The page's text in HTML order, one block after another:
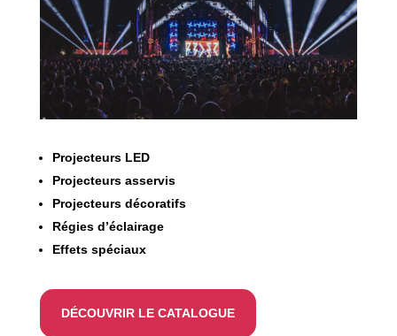
Projecteurs LED
Projecteurs asservis
Projecteurs décoratifs
Régies d’éclairage
Effets spéciaux
DÉCOUVRIR LE CATALOGUE